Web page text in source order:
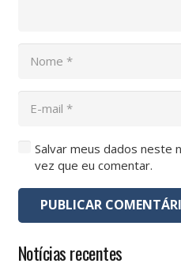
Salvar meus dados neste
vez que eu comentar.
PUBLICAR
Notícias recentes